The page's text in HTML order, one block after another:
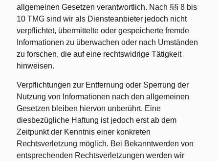
allgemeinen Gesetzen verantwortlich. Nach §§ 8 bis
10 TMG sind wir als Diensteanbieter jedoch nicht
verpflichtet, übermittelte oder gespeicherte fremde
Informationen zu überwachen oder nach Umständen
zu forschen, die auf eine rechtswidrige Tätigkeit
hinweisen.
Verpflichtungen zur Entfernung oder Sperrung der
Nutzung von Informationen nach den allgemeinen
Gesetzen bleiben hiervon unberührt. Eine
diesbezügliche Haftung ist jedoch erst ab dem
Zeitpunkt der Kenntnis einer konkreten
Rechtsverletzung möglich. Bei Bekanntwerden von
entsprechenden Rechtsverletzungen werden wir